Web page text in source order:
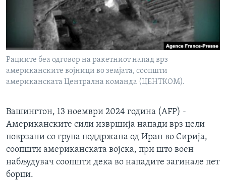
ИНТЕРВЈУА
Јазици
Рациите беа одговор на ракетниот напад врз
американските војници во земјата, соопшти
американската Централна команда (ЦЕНТКОМ).
Вашингтон, 13 ноември 2024 година (AFP) -
Американските сили извршија напади врз цели
поврзани со група поддржана од Иран во Сирија,
соопшти американската војска, при што воен
набљудувач соопшти дека во нападите загинале пет
борци.